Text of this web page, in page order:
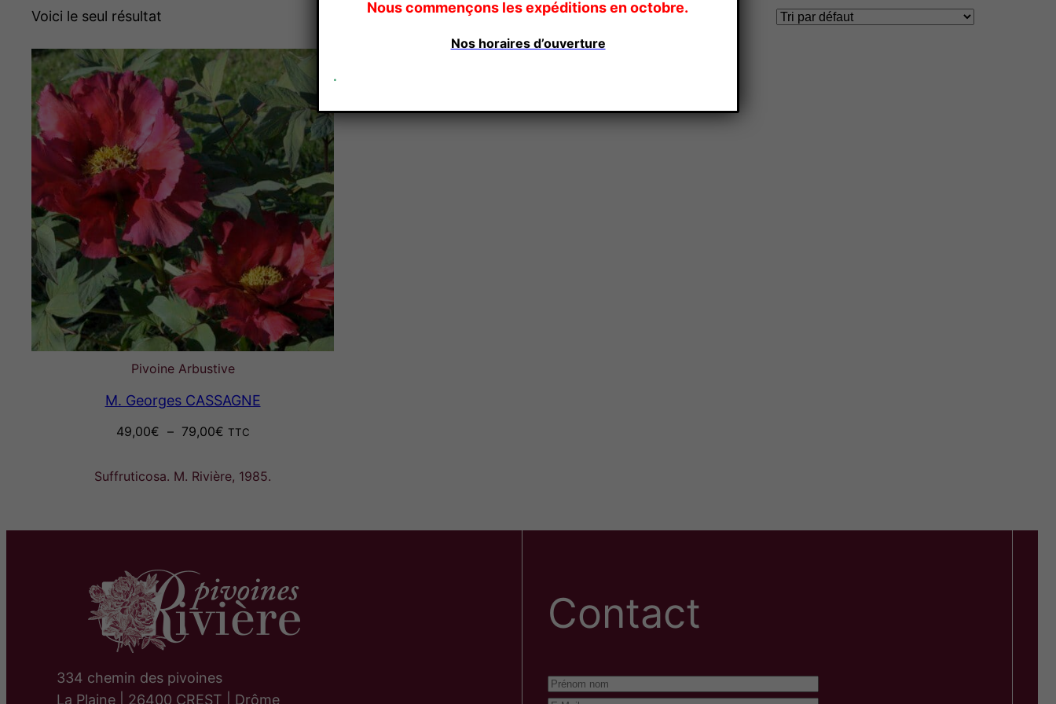
Voici le seul résultat
Pivoine Arbustive
M. Georges CASSAGNE
49,00€ – 79,00€Plage
prix :
79,00€
TTC
Suffruticosa. M. Rivière, 1985.
334 chemin des pivoines
La Plaine | 26400 CREST | Drôme
Contact
Nous commençons les expéditions en octobre.
Nos horaires d’ouverture
.